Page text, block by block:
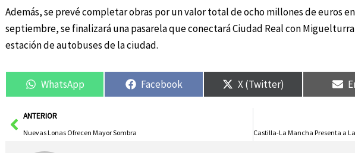
Además, se prevé completar obras por un valor total de ocho millones de euros
septiembre, se finalizará una pasarela que conectará Ciudad Real con
estación de autobuses de la ciudad.
WhatsApp Facebook X (Twitter)
AntANTERIOR
Nuevas Lonas Ofrecen Mayor Sombra